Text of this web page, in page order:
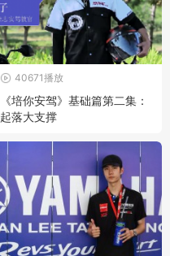
40671播放
《培你安驾》基础篇第二集：
起落大支撑